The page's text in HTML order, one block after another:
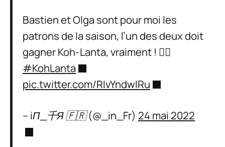
Bastien et Olga sont pour moi les
patrons de la saison, l’un des deux doit
gagner Koh-Lanta, vraiment ! ✊🏻
#KohLanta
pic.twitter.com/RIvYndwIRu
– iП_千Я 🇫🇷 (@_in_Fr) 24 mai 2022